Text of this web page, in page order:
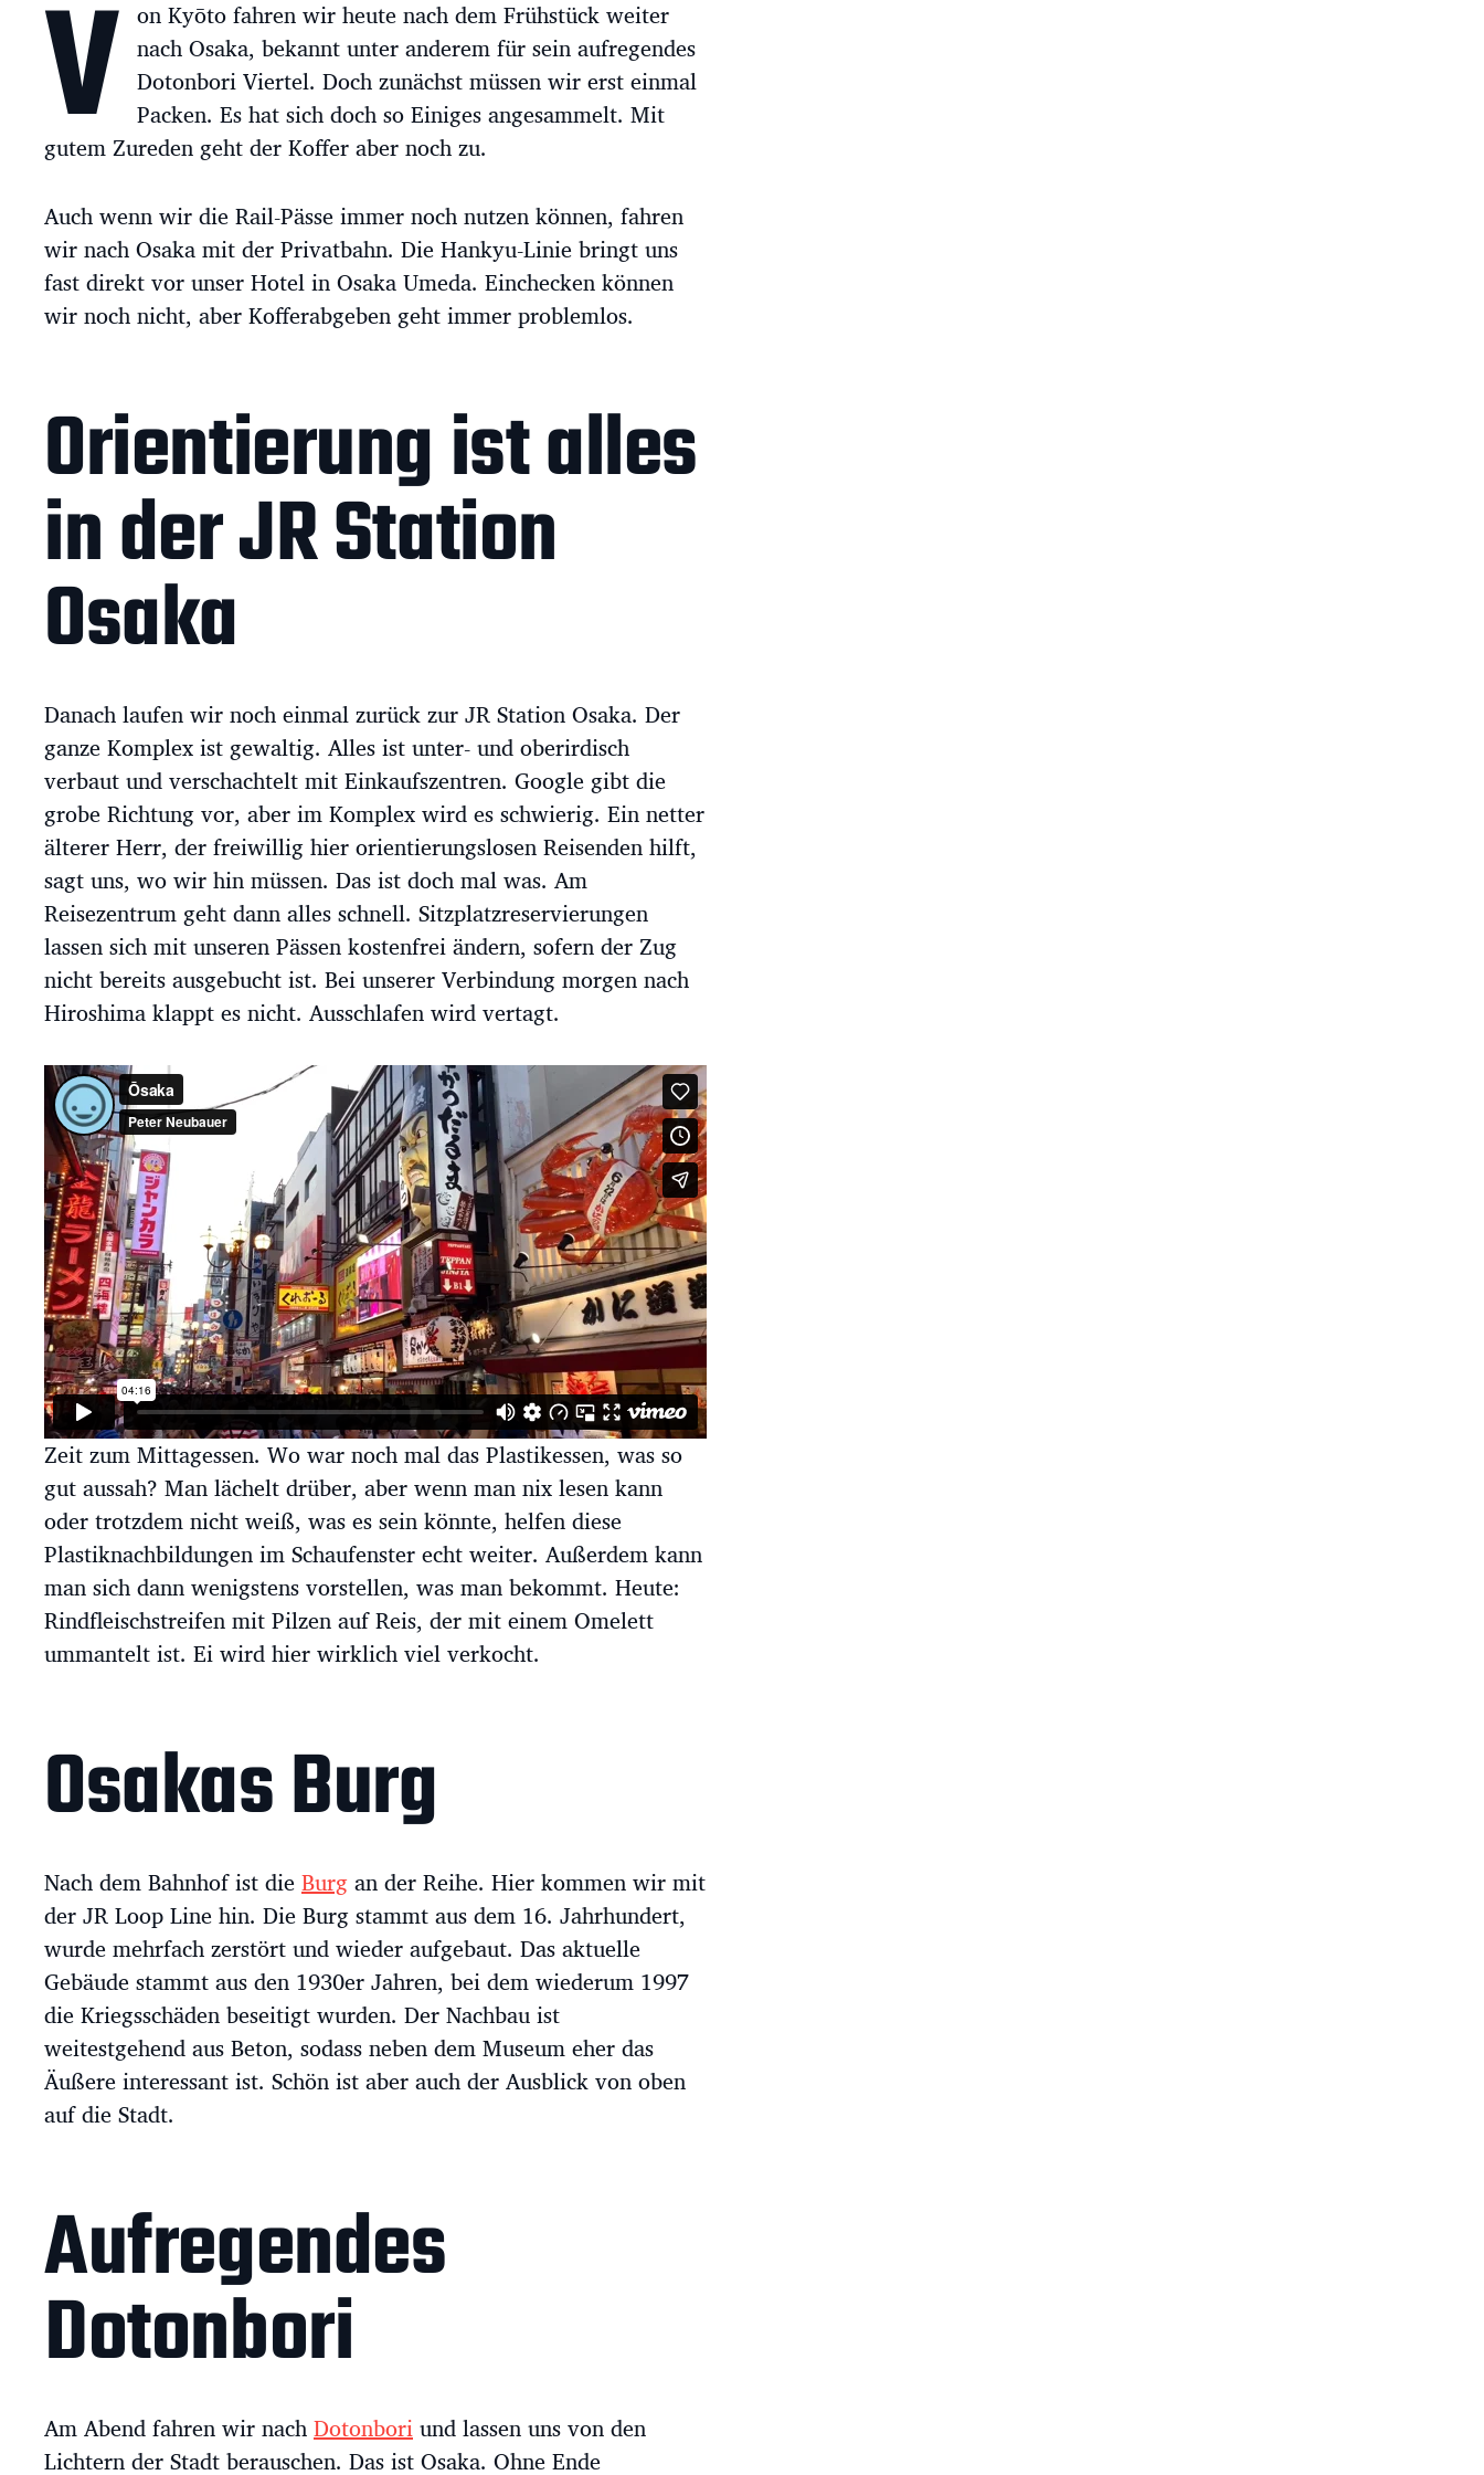
a
g
t
u
V on Kyōto fahren wir heute nach dem Frühstück weiter
nach Osaka, bekannt unter anderem für sein aufregendes
Dotonbori Viertel. Doch zunächst müssen wir erst einmal
Packen. Es hat sich doch so Einiges angesammelt. Mit
gutem Zureden geht der Koffer aber noch zu.
Auch wenn wir die Rail-Pässe immer noch nutzen können, fahren
wir nach Osaka mit der Privatbahn. Die Hankyu-Linie bringt uns
fast direkt vor unser Hotel in Osaka Umeda. Einchecken können
wir noch nicht, aber Kofferabgeben geht immer problemlos.
Orientierung ist alles
in der JR Station
Osaka
Danach laufen wir noch einmal zurück zur JR Station Osaka. Der
ganze Komplex ist gewaltig. Alles ist unter- und oberirdisch
verbaut und verschachtelt mit Einkaufszentren. Google gibt die
grobe Richtung vor, aber im Komplex wird es schwierig. Ein netter
älterer Herr, der freiwillig hier orientierungslosen Reisenden hilft,
sagt uns, wo wir hin müssen. Das ist doch mal was. Am
Reisezentrum geht dann alles schnell. Sitzplatzreservierungen
lassen sich mit unseren Pässen kostenfrei ändern, sofern der Zug
nicht bereits ausgebucht ist. Bei unserer Verbindung morgen nach
Hiroshima klappt es nicht. Ausschlafen wird vertagt.
Zeit zum Mittagessen. Wo war noch mal das Plastikessen, was so
gut aussah? Man lächelt drüber, aber wenn man nix lesen kann
oder trotzdem nicht weiß, was es sein könnte, helfen diese
Plastiknachbildungen im Schaufenster echt weiter. Außerdem kann
man sich dann wenigstens vorstellen, was man bekommt. Heute:
Rindfleischstreifen mit Pilzen auf Reis, der mit einem Omelett
ummantelt ist. Ei wird hier wirklich viel verkocht.
Osakas Burg
Nach dem Bahnhof ist dieBurgan der Reihe. Hier kommen wir mit
der JR Loop Line hin. Die Burg stammt aus dem 16. Jahrhundert,
wurde mehrfach zerstört und wieder aufgebaut. Das aktuelle
Gebäude stammt aus den 1930er Jahren, bei dem wiederum 1997
die Kriegsschäden beseitigt wurden. Der Nachbau ist
weitestgehend aus Beton, sodass neben dem Museum eher das
Äußere interessant ist. Schön ist aber auch der Ausblick von oben
auf die Stadt.
Aufregendes
Dotonbori
Am Abend fahren wir nachDotonboriund lassen uns von den
Lichtern der Stadt berauschen. Das ist Osaka. Ohne Ende